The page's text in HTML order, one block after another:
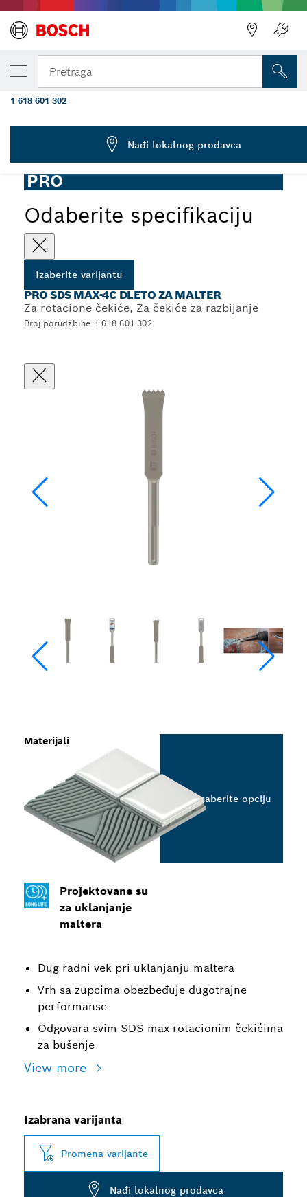
Pretraga
PRO
Odaberite specifikaciju
Izaberite varijantu
PRO SDS MAX-4C DLETO ZA MALTER
Za rotacione čekiće, Za čekiće za razbijanje
Broj porudžbine 1 618 601 302
Projektovane su
za uklanjanje
maltera
Dug radni vek pri uklanjanju maltera
Vrh sa zupcima obezbeđuje dugotrajne
performanse
Odgovara svim SDS max rotacionim čekićima
za bušenje
View more
Materijali
Izaberite opciju
Izabrana varijanta
Promena varijante
Nađi lokalnog prodavca
IZABRANA VARIJANTA
PRO SDS max-4C čelično dleto za malter,
32×300 mm
1 618 601 302
Nađi lokalnog prodavca